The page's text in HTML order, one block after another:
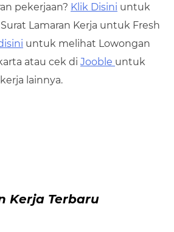
pekerjaan? Klik Disini untuk
Lamaran Kerja untuk Fresh
untuk melihat Lowongan
atau cek di Jooble untuk
lainnya.
Kerja Terbaru